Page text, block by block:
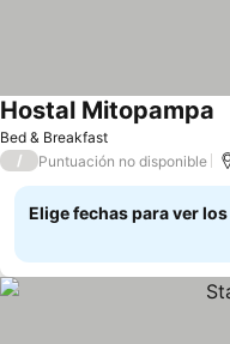
Bed & Breakfast
Hostal Mitopampa
/ Puntuación no disponible
Elige fechas para ver